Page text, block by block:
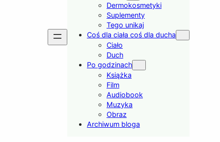
Dermokosmetyki
Suplementy
Tego unikaj
Coś dla ciała coś dla ducha
Ciało
Duch
Po godzinach
Książka
Film
Audiobook
Muzyka
Obraz
Archiwum bloga